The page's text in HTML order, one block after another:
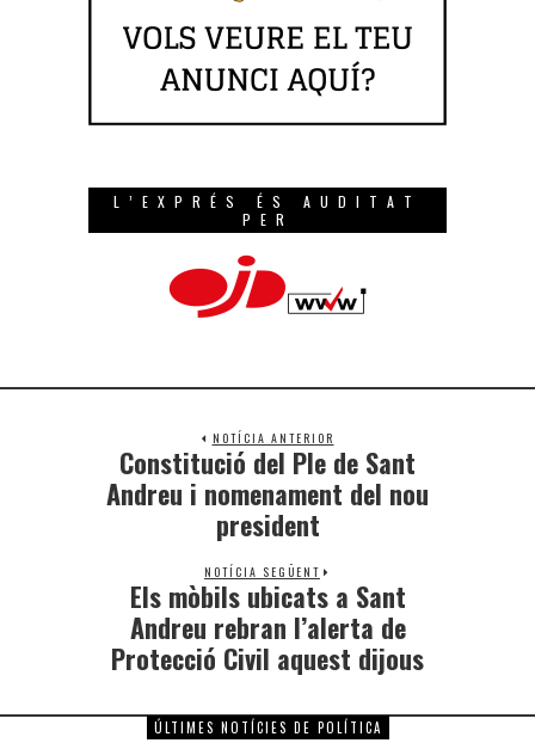
L’EXPRÉS ÉS AUDITAT
PER
NOTÍCIA ANTERIOR
Constitució del Ple de Sant
Andreu i nomenament del nou
president
NOTÍCIA SEGÜENT
Els mòbils ubicats a Sant
Andreu rebran l’alerta de
Protecció Civil aquest dijous
ÚLTIMES NOTÍCIES DE POLÍTICA